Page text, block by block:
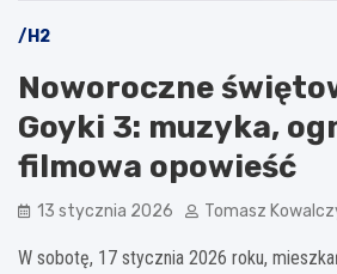
/H2
Noworoczne
Goyki 3: muzyka,
filmowa opowieść
13 stycznia 2026 Tomasz
W sobotę, 17 stycznia 2026 roku,